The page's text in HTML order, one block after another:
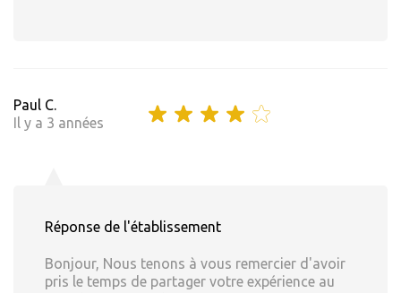
Paul C.
Il y a 3 années
Réponse de l'établissement
Bonjour, Nous tenons à vous remercier d'avoir
pris le temps de partager votre expérience au